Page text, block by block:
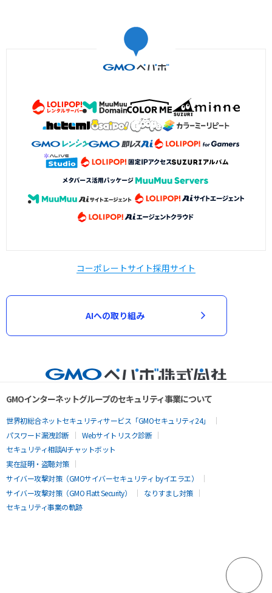
コーポレートサイト採用サイト
AIへの取り組み
GMOインターネットグループのセキュリティ事業について
世界初総合ネットセキュリティサービス「GMOセキュリティ24」
パスワード漏洩診断
Webサイトリスク診断
セキュリティ相談AIチャットボット
実在証明・盗聴対策
サイバー攻撃対策（GMOサイバーセキュリティ byイエラエ）
サイバー攻撃対策（GMO Flatt Security）
なりすまし対策
セキュリティ事業の軌跡